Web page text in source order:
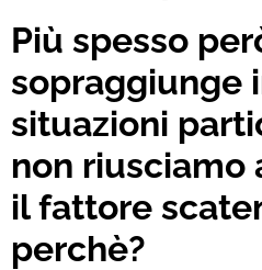
Più spesso
sopraggiunge
situazioni
non riusciamo
il fattore
perchè?